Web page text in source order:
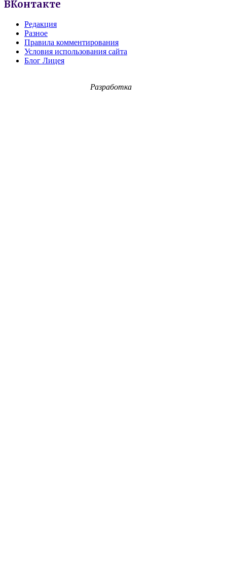
ВКонтакте
Редакция
Разное
Правила комментирования
Условия использования сайта
Блог Лицея
Разработка